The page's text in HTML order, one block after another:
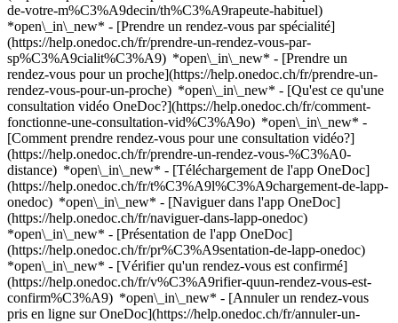
de-votre-m%C3%A9decin/th%C3%A9rapeute-habituel)
*open\_in\_new* - [Prendre un rendez-vous par spécialité]
(https://help.onedoc.ch/fr/prendre-un-rendez-vous-par-
sp%C3%A9cialit%C3%A9) *open\_in\_new* - [Prendre un
rendez-vous pour un proche](https://help.onedoc.ch/fr/prendre-un-
rendez-vous-pour-un-proche) *open\_in\_new* - [Qu'est ce qu'une
consultation vidéo OneDoc?](https://help.onedoc.ch/fr/comment-
fonctionne-une-consultation-vid%C3%A9o) *open\_in\_new* -
[Comment prendre rendez-vous pour une consultation vidéo?]
(https://help.onedoc.ch/fr/prendre-un-rendez-vous-%C3%A0-
distance) *open\_in\_new* - [Téléchargement de l'app OneDoc]
(https://help.onedoc.ch/fr/t%C3%A9l%C3%A9chargement-de-lapp-
onedoc) *open\_in\_new* - [Naviguer dans l'app OneDoc]
(https://help.onedoc.ch/fr/naviguer-dans-lapp-onedoc)
*open\_in\_new* - [Présentation de l'app OneDoc]
(https://help.onedoc.ch/fr/pr%C3%A9sentation-de-lapp-onedoc)
*open\_in\_new* - [Vérifier qu'un rendez-vous est confirmé](https://help.onedoc.ch/fr/v%C3%A9rifier-quun-rendez-vous-est-confirm%C3%A9) *open\_in\_new* - [Annuler un rendez-vous pris en ligne sur OneDoc](https://help.onedoc.ch/fr/annuler-un-rendez-vous-pris-en-ligne-sur-onedoc) *open\_in\_new* - [Je ne reçois pas de confirmation de rendez-vous](https://help.onedoc.ch/fr/je-ne-re%C3%A7ois-pas-de-confirmation-de-rendez-vous) *open\_in\_new* [Voir tous nos articles *open\_in\_new*](https://help.onedoc.ch/fr/) # Art Curativa Zürich ## Cabinet paramédical Carte Présentation L'équipe ![Icône patient avec un signe plus annonçant que le professionnel accepte de nouveaux patients](https://www.onedoc.ch/assets/images/icons/new-patients.svg) ### Patients acceptés Art Curativa Zürich accepte les nouveaux patients ![Icône mallette annonçant les spécialités du professionnel de santé](https://www.onedoc.ch/assets/images/icons/specialties.svg) ### Spécialités Drainage lymphatique Electrothérapie Massage classique Massage médical Massage thérapeutique Réflexologie [*arrow\_drop\_down*Voir plus](https://www.onedoc.ch) ![Marqueur annonçant la carte et les informations d’accès du cabinet](https://www.onedoc.ch/assets/images/icons/map.svg) ### Carte et informations d'accès #### Art Curativa Zürich Bleicherweg 54 8002 Zurich #### Horaire d'ouverture Actuellement fermé - Ouvre jeudi à 08:00 *expand\_more* Lundi: 09:00 - 19:30 Mardi: 08:00 - 19:30 Mercredi: 08:00 - 19:30 Jeudi: 08:00 - 19:30 Vendredi: 08:00 - 18:30 Samedi: 09:00 - 17:00 Dimanche: Fermé ![Icône document annonçant la présentation de l’établissement](https://www.onedoc.ch/assets/images/icons/presentation.svg) ### Présentation de l'établissement __Art Curativa Zürich__, __cabinet paramédical__ à Zurich, vous reçoit sur rendez-vous. - __Carolina Artunduaga__ est spécialiste en __massage thérapeutique__ Pour plus d'informations et pour prendre rendez-vous, composez le [076 690 32 11](tel:+41766903211). [](https://assets.onedoc.ch/images/entities/c28a0f55e22e25b40202b5ac495c4a70947b5e2ad2c4b357aa7abee424ecf7f7.jpg)[![Art Curativa Zürich, cabinet paramédical à Zurich](https://assets.onedoc.ch/images/entities/52defc37393e0fe01f2df212e93f4d6a4f66275f2e1b2ee8e6bed9a2b3f296e7-small.jpg "Art Curativa Zürich, cabinet paramédical à Zurich")](https://assets.onedoc.ch/images/entities/52defc37393e0fe01f2df212e93f4d6a4f66275f2e1b2ee8e6bed9a2b3f296e7.jpg)[![Art Curativa Zürich, cabinet paramédical à Zurich](https://assets.onedoc.ch/images/entities/5679420b16f58ae7001c843d7f7f056e44c60c2416329c56740301c9e2bc3d63-small.jpg "Art Curativa Zürich, cabinet paramédical à Zurich")](https://assets.onedoc.ch/images/entities/5679420b16f58ae7001c843d7f7f056e44c60c2416329c56740301c9e2bc3d63.jpg) ![Icône groupe de personnes annonçant la liste des professionnels de santé de l’établissement](https://www.onedoc.ch/assets/images/icons/team.svg) ### L'équipe Masseuse thérapeutique [![Carolina Artunduaga, masseuse thérapeutique à Zurich](https://assets.onedoc.ch/images/users/3b7a1483ebed389b62a0f77f0cde06336cafa06aa87075f10ab8d0471bd86b58-small.jpg "Carolina Artunduaga, masseuse thérapeutique à Zurich") \ __Mme Carolina Artunduaga__](https://www.onedoc.ch/fr/masseuse-therapeutique/zurich/pcmwh/carolina-artunduaga) ![Icône bulle de dialogue annonçant la section FAQ](https://www.onedoc.ch/assets/images/icons/faq.svg) ### FAQ *expand\_more* *keyboard\_arrow\_right* ## Quelle est l'adresse de Art Curativa Zürich? Art Curativa Zürich reçoit des patients à Bleicherweg 54, 8002 Zurich. * * * *keyboard\_arrow\_right* ## Quels sont les horaires d'ouverture de Art Curativa Zürich? Art Curativa Zürich est ouvert: - Le lundi de 09:00 à 19:30 - Le mardi de 08:00 à 19:30 - Le mercredi de 08:00 à 19:30 - Le jeudi de 08:00 à 19:30 - Le vendredi de 08:00 à 18:30 - Le samedi de 09:00 à 17:00 - Le dimanche fermé * * * *keyboard\_arrow\_right* ## Quel est le numéro de téléphone de Art Curativa Zürich? Le numéro de téléphone de Art Curativa Zürich est [076 690 32 11](tel:+41766903211). * * * *keyboard\_arrow\_right* ## Quelles sont les spécialités pratiquées au sein de Art Curativa Zürich? Art Curativa Zürich propose des consultations en [Drainage lymphatique](https://www.onedoc.ch/fr/therapeute-en-drainage-lymphatique/zurich), [Electrothérapie](https://www.onedoc.ch/fr/electrotherapeute/zurich), [Massage classique](https://www.onedoc.ch/fr/masseur-classique/zurich), [Massage médical](https://www.onedoc.ch/fr/masseur-medical/zurich), [Massage thérapeutique](https://www.onedoc.ch/fr/masseur-therapeutique/zurich) et [Réflexologie](https://www.onedoc.ch/fr/reflexologue/zurich). * * * *keyboard\_arrow\_right* ## Est-ce que Art Curativa Zürich accepte les nouveaux patients? Oui, Art Curativa Zürich accepte les nouveaux patients. Pour prendre rendez-vous, les nouveaux patients peuvent facilement réserver en ligne via OneDoc. * * * *keyboard\_arrow\_right* ## Quelles sont les langues parlées au sein de Art Curativa Zürich? Art Curativa Zürich propose des consultations en Espagnol, Français, Anglais et Italien. 1. [OneDoc](https://www.onedoc.ch/fr/)/ 2. [Cabinet paramédical](https://www.onedoc.ch/fr/cabinet-paramedical)/ 3. [Canton de Zurich](https://www.onedoc.ch/fr/cabinet-paramedical/canton-de-zurich)/ 4. [Zurich](https://www.onedoc.ch/fr/cabinet-paramedical/zurich)/ 5. Art Curativa Zürich ### Prenez RDV avec Art Curativa Zürich Renseignez les informations suivantes 1 Spécialité Sélectionnez une spécialité * * * *touch\_app* Choisissez un créneau horaire *chevron\_left* mer. 05 août *chevron\_right* Voir plus de rendez-vous Créneau horaire Prendre rendez-vous ### Téléchargez l'app OneDoc Prenez rendez-vous en ligne chez un médecin, un dentiste ou un thérapeute proche de vous en Suisse. L'application OneDoc vous permet de gérer tous vos rendez-vous médicaux depuis votre natel, n'importe où et n'importe quand. ![Code QR redirigeant vers l’App Store ou Google Play pour télécharger l’app OneDoc Patients](https://www.onedoc.ch/assets/images/download-app-qr.jpeg) Scannez le QR code pour télécharger l’application [![Téléchargez notre application sur l'App Store!](https://www.onedoc.ch/assets/images/app-store-badge-fr.svg)](https://apps.apple.com/ch/app/onedoc/id1592376413?l=fr)[![Téléchargez notre application sur le Google Play Store!](https://www.onedoc.ch/assets/images/google-play-badge-fr.png)](https://play.google.com/store/apps/details?id=ch.onedoc.patient&hl=fr-CH) *keyboard\_arrow\_right* ## Recherches associées [Masseur classique à Zurich](https://www.onedoc.ch/fr/masseur-classique/zurich)[Réflexologue à Zurich](https://www.onedoc.ch/fr/reflexologue/zurich)[Masseur médical à Zurich](https://www.onedoc.ch/fr/masseur-medical/zurich)[Thérapeute en drainage lymphatique à Zurich](https://www.onedoc.ch/fr/therapeute-en-drainage-lymphatique/zurich)[Masseur classique à Winterthour](https://www.onedoc.ch/fr/masseur-classique/winterthour)[Masseur thérapeutique à Zurich](https://www.onedoc.ch/fr/masseur-therapeutique/zurich)[Masseur médical à Winterthour](https://www.onedoc.ch/fr/masseur-medical/winterthour)[Masseur classique à Lucerne](https://www.onedoc.ch/fr/masseur-classique/lucerne)[Masseur médical à Lucerne](https://www.onedoc.ch/fr/masseur-medical/lucerne)[Masseur classique à Frauenfeld](https://www.onedoc.ch/fr/masseur-classique/frauenfeld)[Réflexologue à Winterthour](https://www.onedoc.ch/fr/reflexologue/winterthour)[Masseur classique à Thalwil](https://www.onedoc.ch/fr/masseur-classique/thalwil)[Masseur médical à Aarau](https://www.onedoc.ch/fr/masseur-medical/aarau)[Masseur classique à Freienbach](https://www.onedoc.ch/fr/masseur-classique/freienbach)[Thérapeute en drainage lymphatique à Baden](https://www.onedoc.ch/fr/therapeute-en-drainage-lymphatique/baden)[Masseur classique à Uster](https://www.onedoc.ch/fr/masseur-classique/uster)[Thérapeute en drainage lymphatique à Bülach](https://www.onedoc.ch/fr/therapeute-en-drainage-lymphatique/bulach)[Thérapeute en drainage lymphatique à Uster](https://www.onedoc.ch/fr/therapeute-en-drainage-lymphatique/uster)[Thérapeute en drainage lymphatique à Winterthour](https://www.onedoc.ch/fr/therapeute-en-drainage-lymphatique/winterthour)[Thérapeute en drainage lymphatique à Frauenfeld](https://www.onedoc.ch/fr/therapeute-en-drainage-lymphatique/frauenfeld)[Electrothérapeute à Zurich](https://www.onedoc.ch/fr/electrotherapeute/zurich) *keyboard\_arrow\_right* ## Recherches fréquentes [Cabinet paramédical à Zurich](https://www.onedoc.ch/fr/cabinet-paramedical/zurich)[Cabinet paramédical à Winterthour](https://www.onedoc.ch/fr/cabinet-paramedical/winterthour)[Cabinet paramédical à Opfikon](https://www.onedoc.ch/fr/cabinet-paramedical/opfikon)[Cabinet paramédical à Horgen](https://www.onedoc.ch/fr/cabinet-paramedical/horgen)[Cabinet paramédical à Dübendorf](https://www.onedoc.ch/fr/cabinet-paramedical/dubendorf)[Cabinet paramédical à Kloten](https://www.onedoc.ch/fr/cabinet-paramedical/kloten)[Cabinet paramédical à Meilen](https://www.onedoc.ch/fr/cabinet-paramedical/meilen)[Cabinet paramédical à Stäfa](https://www.onedoc.ch/fr/cabinet-paramedical/stafa)[Cabinet paramédical à Uster](https://www.onedoc.ch/fr/cabinet-paramedical/uster)[Cabinet paramédical à Wallisellen](https://www.onedoc.ch/fr/cabinet-paramedical/wallisellen)[Cabinet paramédical à Thalwil](https://www.onedoc.ch/fr/cabinet-paramedical/thalwil)[Cabinet paramédical à Dietikon](https://www.onedoc.ch/fr/cabinet-paramedical/dietikon)[Cabinet paramédical à Wädenswil](https://www.onedoc.ch/fr/cabinet-paramedical/wadenswil)[Cabinet paramédical à Wetzikon](https://www.onedoc.ch/fr/cabinet-paramedical/wetzikon)[Cabinet paramédical à Küsnacht](https://www.onedoc.ch/fr/cabinet-paramedical/kusnacht)[Cabinet paramédical à Bonstetten](https://www.onedoc.ch/fr/cabinet-paramedical/bonstetten)[Cabinet paramédical à Zollikon](https://www.onedoc.ch/fr/c